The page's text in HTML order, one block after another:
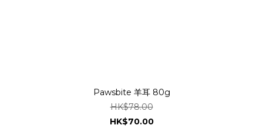
Pawsbite 羊耳 80g
HK$78.00
HK$70.00